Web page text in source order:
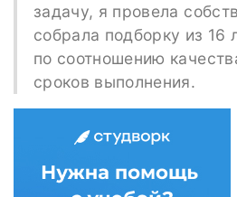
задачу, я провела
собрала подборку из
по соотношению
сроков выполнения.